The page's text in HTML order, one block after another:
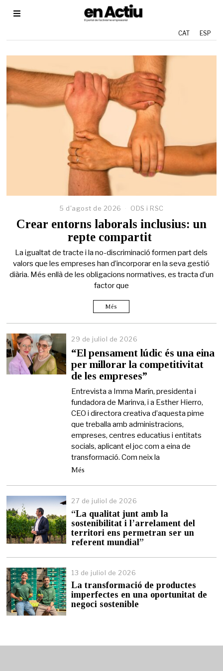
CAT ESP
5 d'agost de 2026
2
d
e
j
u
l
l
0
6
ODS i RSC
Crear entorns laborals inclusius: un
repte compartit
La igualtat de tracte i la no-discriminació formen part dels
valors que les empreses han d’incorporar en la seva gestió
diària. Més enllà de les obligacions normatives, es tracta d’un
factor que
Més
29 de juliol de 2026
“El pensament lúdic és una eina
per millorar la competitivitat
de les empreses”
Entrevista a Imma Marín, presidenta i
fundadora de Marinva, i a Esther Hierro,
CEO i directora creativa d’aquesta pime
que treballa amb administracions,
empreses, centres educatius i entitats
socials, aplicant el joc com a eina de
transformació. Com neix la
Més
27 de juliol de 2026
7
d
e
j
u
l
d
e
2
“La qualitat junt amb la
sostenibilitat i l’arrelament del
territori ens permetran ser un
referent mundial”
13 de juliol de 2026
3
d
e
j
o
La transformació de productes
imperfectes en una oportunitat de
negoci sostenible